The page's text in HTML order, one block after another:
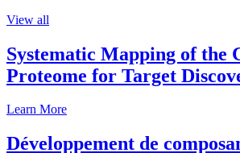
View all
Systematic Mapping of the
Proteome for Target
Learn More
Développement de